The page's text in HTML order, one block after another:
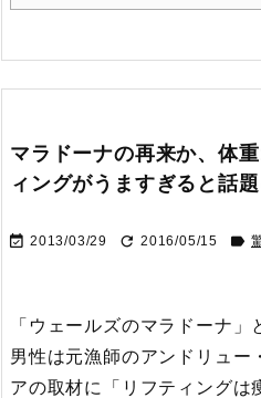
マラドーナの再来か、体
ィングがうますぎると話題
 2013/03/29  2016/05/15 
「ウェールズのマラドーナ
男性は元漁師のアンドリュー
アの取材に「リフティングは